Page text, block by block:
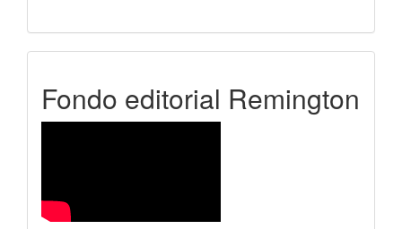
Fondo editorial Remington